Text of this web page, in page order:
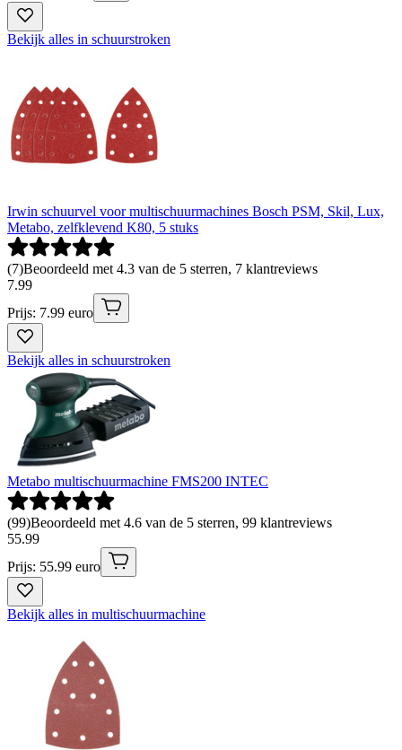
Bekijk alles in schuurstroken
Irwin schuurvel voor multischuurmachines Bosch PSM, Skil, Lux,
Metabo, zelfklevend K80, 5 stuks
(7)Beoordeeld met 4.3 van de 5 sterren, 7 klantreviews
7.99
Prijs: 7.99 euro
Bekijk alles in schuurstroken
Metabo multischuurmachine FMS200 INTEC
(99)Beoordeeld met 4.6 van de 5 sterren, 99 klantreviews
55.99
Prijs: 55.99 euro
Bekijk alles in multischuurmachine